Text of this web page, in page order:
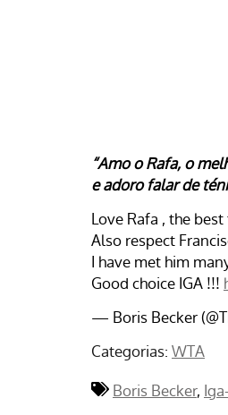
“Amo o Rafa, o
e adoro falar de
Love Rafa , the
Also respect
I have met him
Good choice IGA !!!
— Boris Becker
Categorias: WTA
Boris Becker